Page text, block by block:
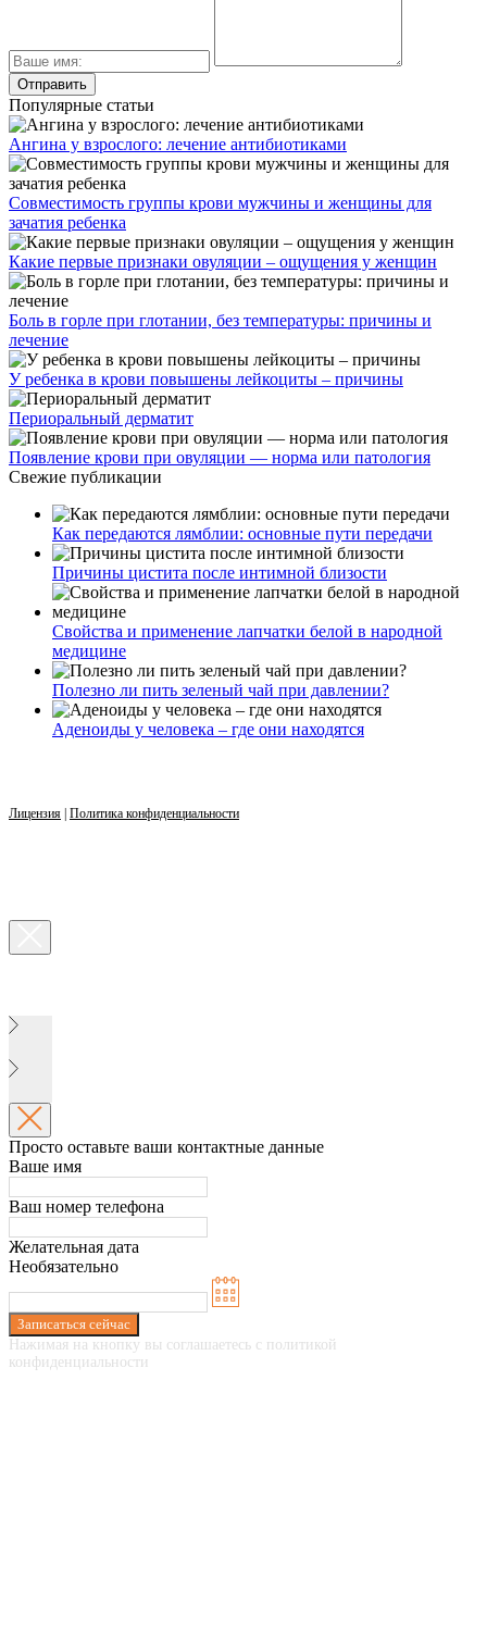
Популярные статьи
Ангина у взрослого: лечение антибиотиками
Совместимость группы крови мужчины и женщины для
зачатия ребенка
Какие первые признаки овуляции – ощущения у женщин
Боль в горле при глотании, без температуры: причины и
лечение
У ребенка в крови повышены лейкоциты – причины
Периоральный дерматит
Появление крови при овуляции — норма или патология
Свежие публикации
Как передаются лямблии: основные пути передачи
Причины цистита после интимной близости
Свойства и применение лапчатки белой в народной
медицине
Полезно ли пить зеленый чай при давлении?
Аденоиды у человека – где они находятся
Лицензия Политика конфиденциальности
Просто оставьте ваши контактные данные
Ваше имя
Ваш номер телефона
Желательная дата
Необязательно
Записаться сейчас
Нажимая на кнопку вы соглашаетесь с политикой
конфиденциальности